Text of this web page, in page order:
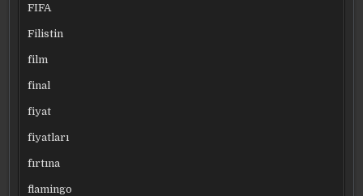
FIFA
Filistin
film
final
fiyat
fiyatları
fırtına
flamingo